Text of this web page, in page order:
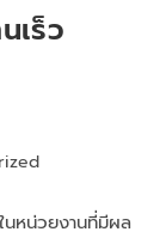
เร็ว
น่วยงานที่มีผล